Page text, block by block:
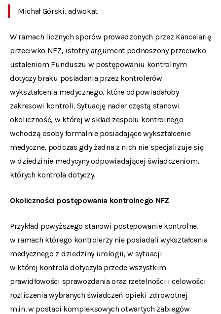
Michał Górski, adwokat
W ramach licznych sporów prowadzonych przez Kancelarię
przeciwko NFZ, istotny argument podnoszony przeciwko
ustaleniom Funduszu w postępowaniu kontrolnym
dotyczy braku posiadania przez kontrolerów
wykształcenia medycznego, które odpowiadałoby
zakresowi kontroli. Sytuację nader częstą stanowi
okoliczność, w której w skład zespołu kontrolnego
wchodzą osoby formalnie posiadające wykształcenie
medyczne, podczas gdy żadna z nich nie specjalizuje się
w dziedzinie medycyny odpowiadającej świadczeniom,
których kontrola dotyczy.
Okoliczności postępowania kontrolnego NFZ
Przykład powyższego stanowi postępowanie kontrolne,
w ramach którego kontrolerzy nie posiadali wykształcenia
medycznego z dziedziny urologii, w sytuacji
w której kontrola dotyczyła przede wszystkim
prawidłowości sprawozdania oraz rzetelności i celowości
rozliczenia wybranych świadczeń opieki zdrowotnej
m.in. w postaci kompleksowych otwartych zabiegów